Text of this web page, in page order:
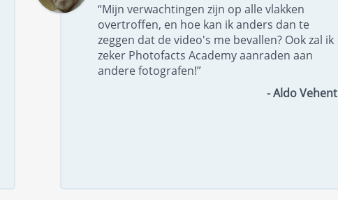
“Mijn verwachtingen zijn op alle vlakken
overtroffen, en hoe kan ik anders dan te
zeggen dat de video's me bevallen? Ook zal ik
zeker Photofacts Academy aanraden aan
andere fotografen!”
- Aldo Vehent